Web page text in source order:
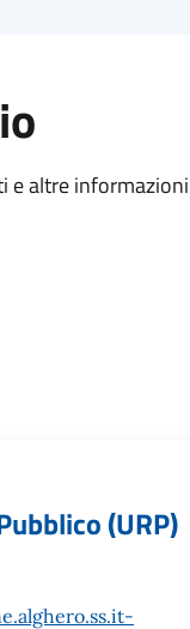
e altre
(URP)